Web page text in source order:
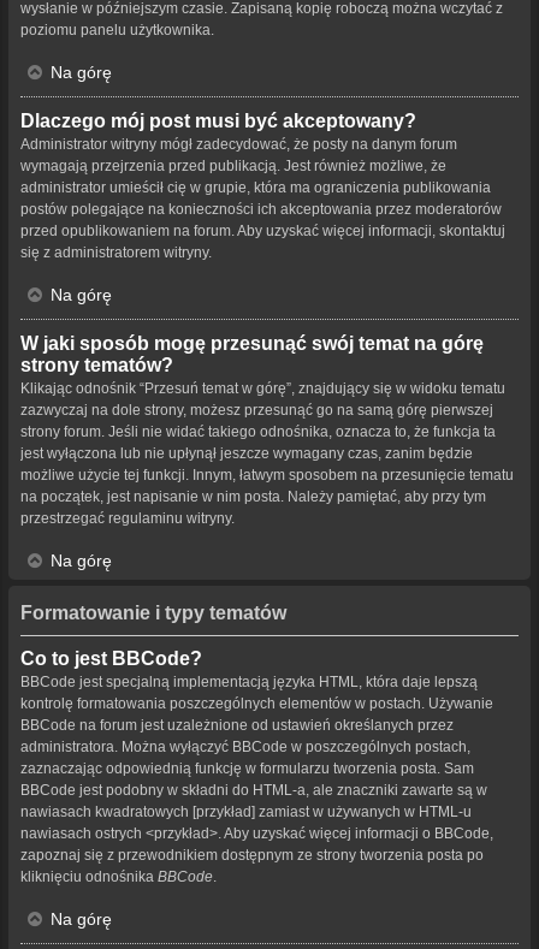
wysłanie w późniejszym czasie. Zapisaną kopię roboczą można wczytać z
poziomu panelu użytkownika.
Na górę
Dlaczego mój post musi być akceptowany?
Administrator witryny mógł zadecydować, że posty na danym forum
wymagają przejrzenia przed publikacją. Jest również możliwe, że
administrator umieścił cię w grupie, która ma ograniczenia publikowania
postów polegające na konieczności ich akceptowania przez moderatorów
przed opublikowaniem na forum. Aby uzyskać więcej informacji, skontaktuj
się z administratorem witryny.
Na górę
W jaki sposób mogę przesunąć swój temat na górę
strony tematów?
Klikając odnośnik “Przesuń temat w górę”, znajdujący się w widoku tematu
zazwyczaj na dole strony, możesz przesunąć go na samą górę pierwszej
strony forum. Jeśli nie widać takiego odnośnika, oznacza to, że funkcja ta
jest wyłączona lub nie upłynął jeszcze wymagany czas, zanim będzie
możliwe użycie tej funkcji. Innym, łatwym sposobem na przesunięcie tematu
na początek, jest napisanie w nim posta. Należy pamiętać, aby przy tym
przestrzegać regulaminu witryny.
Na górę
Formatowanie i typy tematów
Co to jest BBCode?
BBCode jest specjalną implementacją języka HTML, która daje lepszą
kontrolę formatowania poszczególnych elementów w postach. Używanie
BBCode na forum jest uzależnione od ustawień określanych przez
administratora. Można wyłączyć BBCode w poszczególnych postach,
zaznaczając odpowiednią funkcję w formularzu tworzenia posta. Sam
BBCode jest podobny w składni do HTML-a, ale znaczniki zawarte są w
nawiasach kwadratowych [przykład] zamiast w używanych w HTML-u
nawiasach ostrych <przykład>. Aby uzyskać więcej informacji o BBCode,
zapoznaj się z przewodnikiem dostępnym ze strony tworzenia posta po
kliknięciu odnośnika BBCode
Na górę